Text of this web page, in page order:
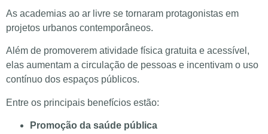
As academias ao ar livre se tornaram protagonistas em
projetos urbanos contemporâneos.
Além de promoverem atividade física gratuita e acessível,
elas aumentam a circulação de pessoas e incentivam o uso
contínuo dos espaços públicos.
Entre os principais benefícios estão:
Promoção da saúde pública